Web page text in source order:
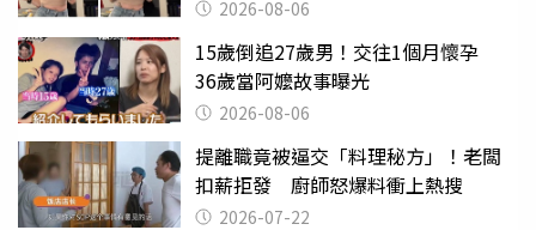
2026-08-06
15歲倒追27歲男！交往1個月懷孕
36歲當阿嬤故事曝光
2026-08-06
提離職竟被逼交「料理秘方」！老闆
扣薪拒發 廚師怒爆料衝上熱搜
2026-07-22